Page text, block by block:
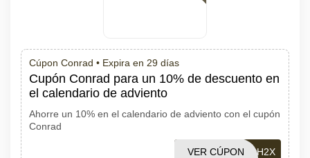
Cúpon Conrad • Expira en 29 días
Cupón Conrad para un 10% de descuento en
el calendario de adviento
Ahorre un 10% en el calendario de adviento con el cupón
Conrad
ADVENT222-JQ2H2X
VER CÚPON